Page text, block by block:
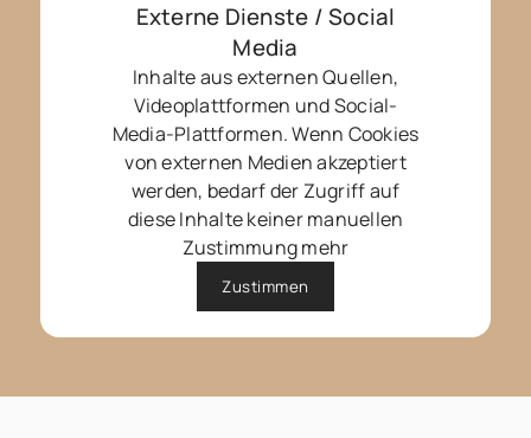
Externe Dienste / Social
Media
Inhalte aus externen Quellen,
Videoplattformen und Social-
Media-Plattformen. Wenn Cookies
von externen Medien akzeptiert
werden, bedarf der Zugriff auf
diese Inhalte keiner manuellen
Zustimmung mehr
Zustimmen